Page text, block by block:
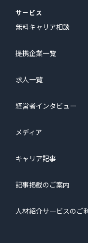
サービス
無料キャリア相談
提携企業一覧
求人一覧
経営者インタビュー
メディア
キャリア記事
記事掲載のご案内
人材紹介サービスのご